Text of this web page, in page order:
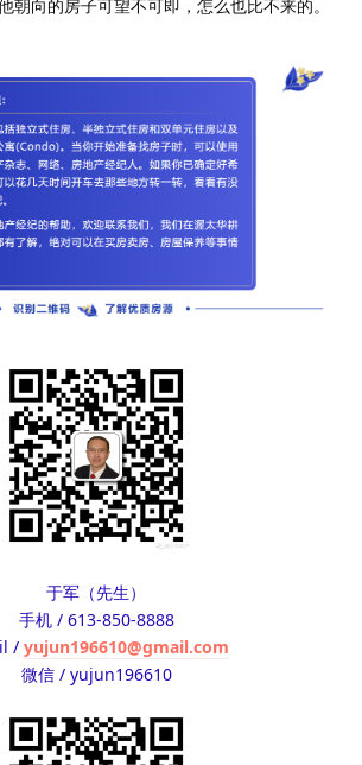
朝向的房子可望不可即，怎么也比不来的。
于军（先生）
手机 / 613-850-8888
/ yujun196610@gmail.com
微信 / yujun196610